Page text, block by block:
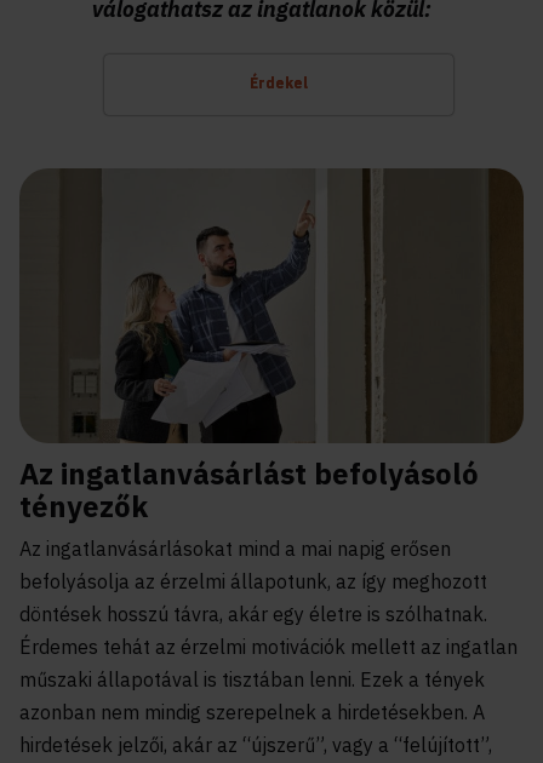
válogathatsz az ingatlanok közül:
Érdekel
Az ingatlanvásárlást befolyásoló
tényezők
Az ingatlanvásárlásokat mind a mai napig erősen
befolyásolja az érzelmi állapotunk, az így meghozott
döntések hosszú távra, akár egy életre is szólhatnak.
Érdemes tehát az érzelmi motivációk mellett az ingatlan
műszaki állapotával is tisztában lenni. Ezek a tények
azonban nem mindig szerepelnek a hirdetésekben. A
hirdetések jelzői, akár az “újszerű”, vagy a “felújított”,